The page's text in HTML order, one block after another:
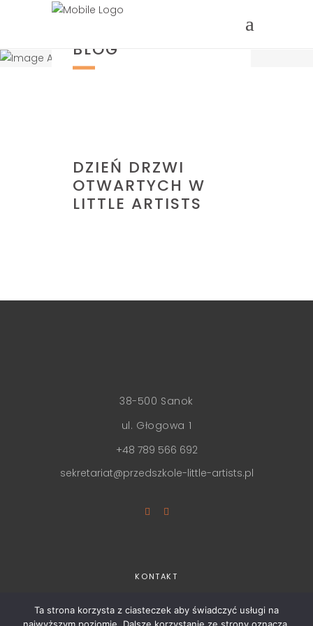
BLOG
DZIEŃ DRZWI
OTWARTYCH W
LITTLE ARTISTS
38-500 Sanok
ul. Głogowa 1
+48 789 566 692
sekretariat@przedszkole-little-artists.pl
KONTAKT
Ta strona korzysta z ciasteczek aby świadczyć usługi na